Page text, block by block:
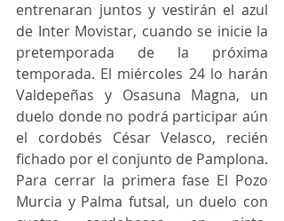
entrenaran juntos y vestirán el azul
de Inter Movistar, cuando se inicie la
pretemporada de la próxima
temporada. El miércoles 24 lo harán
Valdepeñas y Osasuna Magna, un
duelo donde no podrá participar aún
el cordobés César Velasco, recién
fichado por el conjunto de Pamplona.
Para cerrar la primera fase El Pozo
Murcia y Palma futsal, un duelo con